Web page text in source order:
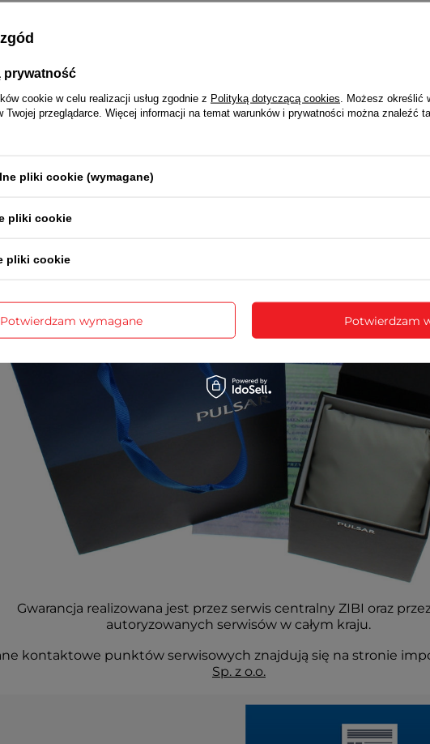
Wraz z zegarkiem otrzymasz:
instrukcję obsługi w języku polskim (do zegarków
Gwarancja realizowana jest przez serwis centralny ZIBI oraz
autoryzowanych serwisów w całym kraju.
kontaktowe punktów serwisowych znajdują się na stronie
Sp. z o.o.
prywatność
cookie w celu realizacji usług zgodnie z Polityką dotyczącą cookies . Możesz określić
Twojej przeglądarce. Więcej informacji na temat warunków i prywatności można znaleźć
pliki cookie (wymagane)
pliki cookie
pliki cookie
Potwierdzam wymagane Potwierdzam